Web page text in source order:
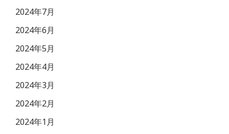
2024年7月
2024年6月
2024年5月
2024年4月
2024年3月
2024年2月
2024年1月